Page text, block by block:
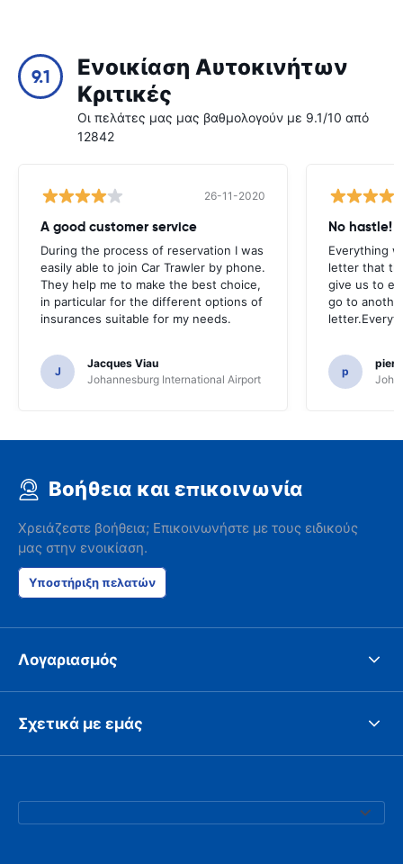
9.1
Ενοικίαση Αυτοκινήτων
Κριτικές
Οι πελάτες μας μας βαθμολογούν με 9.1/10 από
12842
26-11-2020
A good customer service
During the process of reservation I was
easily able to join Car Trawler by phone.
They help me to make the best choice,
in particular for the different options of
insurances suitable for my needs.
J
Jacques Viau
Johannesburg International Airport
No hastle!
Everything
letter that
give us to
go to
p
Βοήθεια και επικοινωνία
Χρειάζεστε βοήθεια; Επικοινωνήστε με τους ειδικούς
μας στην ενοικίαση.
Υποστήριξη πελατών
Λογαριασμός
Σχετικά με εμάς